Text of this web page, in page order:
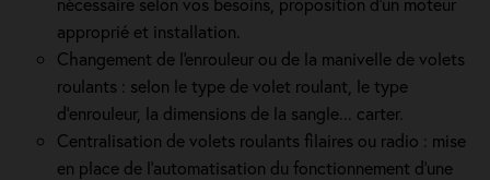
approprié et installation.
Changement de l'enrouleur ou de la manivelle de volets
roulants : selon le type de volet roulant, le type
d’enrouleur, la dimensions de la sangle... carter.
Centralisation de volets roulants filaires ou radio : mise
en place de l'automatisation du fonctionnement d’une